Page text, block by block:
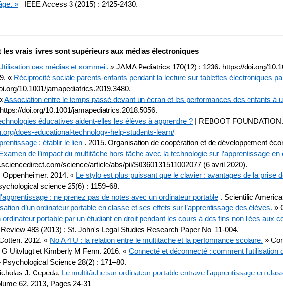
» IEEE Access 3 (2015) : 2425-2430.
les vrais livres sont supérieurs aux médias électroniques
des médias et sommeil. » JAMA Pediatrics 170(12) : 1236. https://doi.org/
« Réciprocité sociale parents-enfants pendant la lecture sur tablettes électroniques
10.1001/jamapediatrics.2019.3480.
Association entre le temps passé devant un écran et les performances des enfants à
doi.org/10.1001/jamapediatrics.2018.5056.
éducatives aident-elles les élèves à apprendre ? | REBOOT
does-educational-technology-help-students-learn/ .
: établir le lien . 2015. Organisation de coopération et de développement
Examen de l’impact du multitâche hors tâche avec la technologie sur l’apprentissage
science/article/abs/pii/S0360131511002077 (6 avril 2020).
Oppenheimer. 2014. « Le stylo est plus puissant que le clavier : avantages de la prise
science 25(6) : 1159–68.
: ne prenez pas de notes avec un ordinateur portable . Scientific
d’un ordinateur portable en classe et ses effets sur l’apprentissage des élèves. »
ordinateur portable par un étudiant en droit pendant les cours à des fins non liées aux
483 (2013) ; St. John's Legal Studies Research Paper No. 11-004.
2012. « No A 4 U : la relation entre le multitâche et la performance scolaire. »
Uitvlugt et Kimberly M Fenn. 2016. « Connecté et déconnecté : comment l'utilisation
Psychological Science 28(2) : 171–80.
J. Cepeda, Le multitâche sur ordinateur portable entrave l'apprentissage en
62, 2013, Pages 24-31